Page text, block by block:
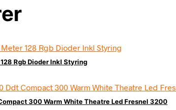
Rgb Dioder Inkl Styring
300 Warm White Theatre Led Fresnel 3200